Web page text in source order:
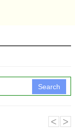
Search
˂ ˃